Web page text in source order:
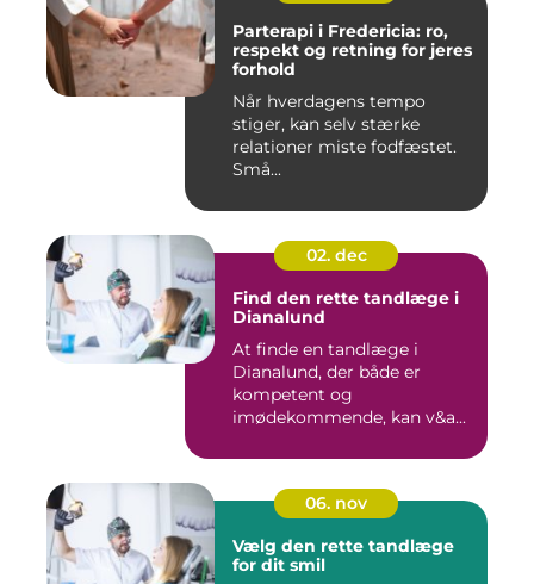
Parterapi i Fredericia: ro,
respekt og retning for jeres
forhold
Når hverdagens tempo
stiger, kan selv stærke
relationer miste fodfæstet.
Små...
02. dec
Find den rette tandlæge i
Dianalund
At finde en tandlæge i
Dianalund, der både er
kompetent og
imødekommende, kan v&a...
06. nov
Vælg den rette tandlæge
for dit smil